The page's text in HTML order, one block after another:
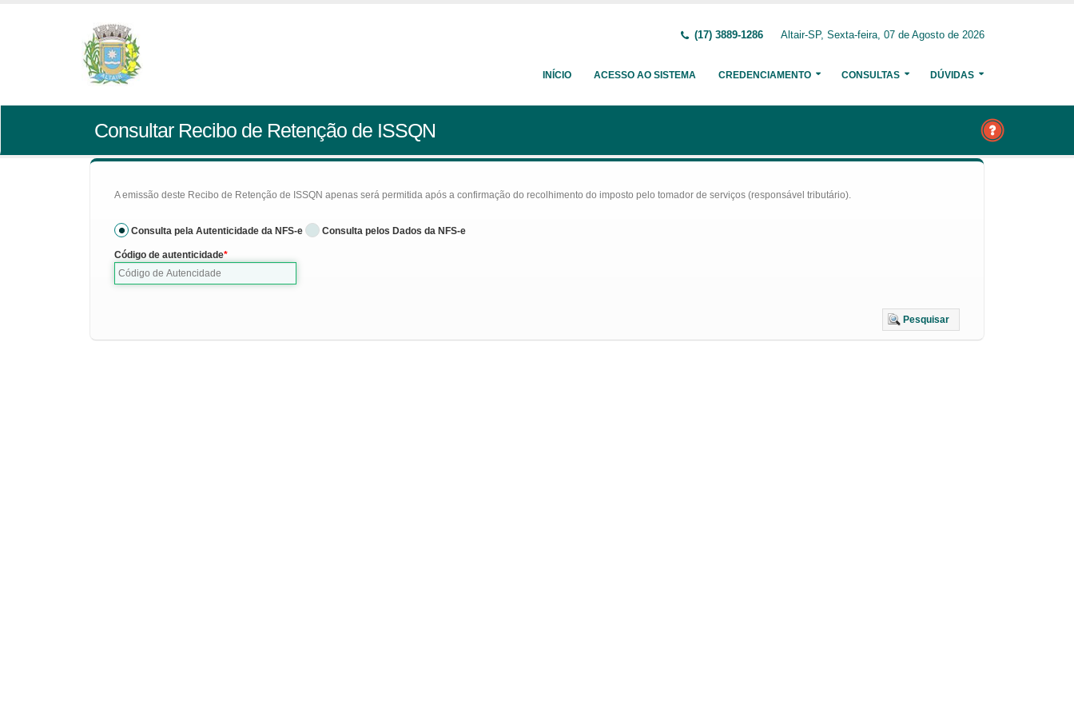
(17) 3889-1286 Altair-SP, Sexta-feira, 07 de Agosto de 2026
INÍCIO ACESSO AO SISTEMA CREDENCIAMENTO CONSULTAS DÚVIDAS
Consultar Recibo de Retenção de ISSQN
A emissão deste Recibo de Retenção de ISSQN apenas será permitida após a confirmação do recolhimento do imposto pelo tomador de serviços (responsável tributário).
Consulta pela Autenticidade da NFS-e Consulta pelos Dados da NFS-e
Código de autenticidade
Pesquisar